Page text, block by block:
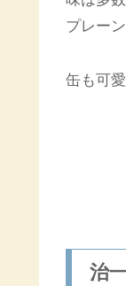
プレー
缶も可
治